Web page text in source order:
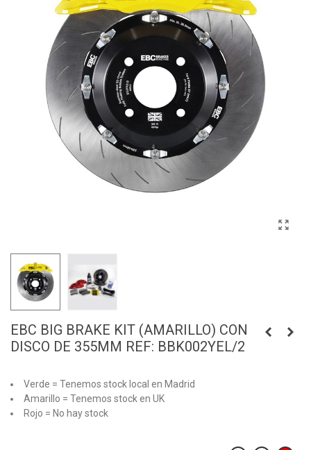
EBC BIG BRAKE KIT (AMARILLO) CON
DISCO DE 355MM REF: BBK002YEL/2
Verde = Tenemos stock local en Madrid
Amarillo = Tenemos stock en UK
Rojo = No hay stock